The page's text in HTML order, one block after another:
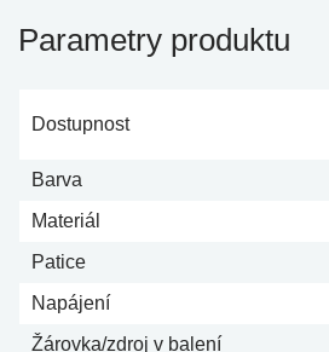
Parametry produktu
Dostupnost
Barva
Materiál
Patice
Napájení
Žárovka/zdroj v balení